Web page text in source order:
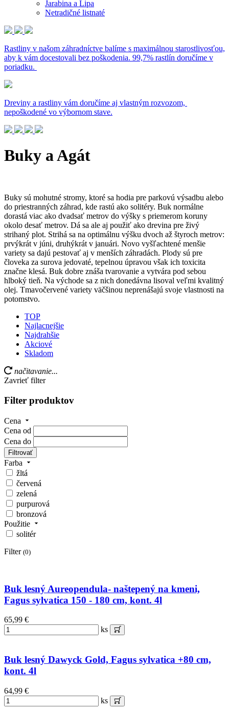
Jarabina a Lipa
Netradičné listnaté
Rastliny v našom záhradníctve balíme s maximálnou starostlivosťou,
aby k vám docestovali bez poškodenia. 99,7% rastlín doručíme v
poriadku.
Dreviny a rastliny vám doručíme aj vlastným rozvozom,
nepoškodené vo výbornom stave.
Buky a Agát
Buky sú mohutné stromy, ktoré sa hodia pre parkovú výsadbu alebo
do priestranných záhrad, kde rastú ako solitéry. Buk normálne
dorastá viac ako dvadsať metrov do výšky s priemerom koruny
okolo desať metrov. Dá sa ale aj použiť ako drevina pre živý
strihaný plot. Strihá sa na optimálnu výšku dvoch až štyroch metrov:
prvýkrát v júni, druhýkrát v januári. Novo vyšľachtené menšie
variety sa dajú pestovať aj v menších záhradách. Plody sú pre
človeka za surova jedovaté, tepelnou úpravou však ich toxicita
značne klesá. Buk dobre znáša tvarovanie a vytvára pod sebou
hlboký tieň. Na východe sa z nich donedávna lisoval veľmi kvalitný
olej. Tmavočervené variety väčšinou neprenášajú svoje vlastnosti na
potomstvo.
TOP
Najlacnejšie
Najdrahšie
Akciové
Skladom
načitavanie...
Zavrieť filter
Filter produktov
Cena
Cena od
Cena do
Filtrovať
Farba
žltá
červená
zelená
purpurová
bronzová
Použitie
solitér
Filter (0)
Buk lesný Aureopendula- naštepený na kmeni,
Fagus sylvatica 150 - 180 cm, kont. 4l
65,99 €
ks
Buk lesný Dawyck Gold, Fagus sylvatica +80 cm,
kont. 4l
64,99 €
ks